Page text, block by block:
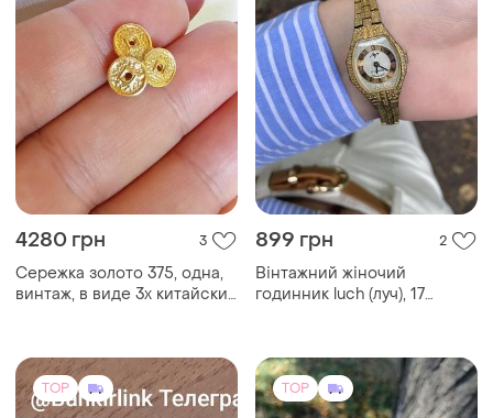
4280 грн 3
Сережка золото 375, одна,
винтаж, в виде 3х китайских
899 грн 2
Вінтажний жіночий
годинник luch (луч), 17
TOP TOP